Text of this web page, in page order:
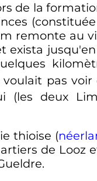
de la
remonte au
exista jusqu'en
pas voir
(les deux
thioise (
de Looz